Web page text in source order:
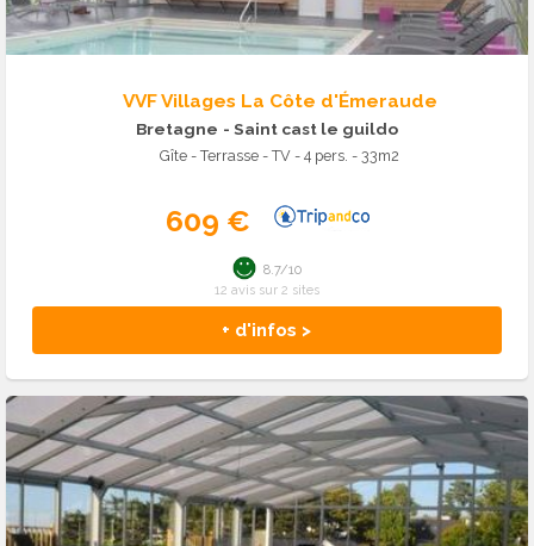
VVF Villages La Côte d'Émeraude
Bretagne - Saint cast le guildo
Gîte - Terrasse - TV - 4 pers. - 33m2
609 €
+ d'infos >
8.7/10
12 avis sur 2 sites